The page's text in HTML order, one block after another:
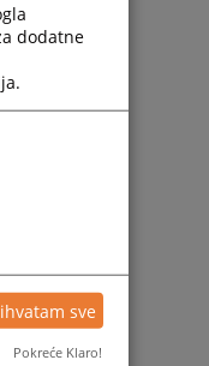
dodatne
sve
Pokreće Klaro!